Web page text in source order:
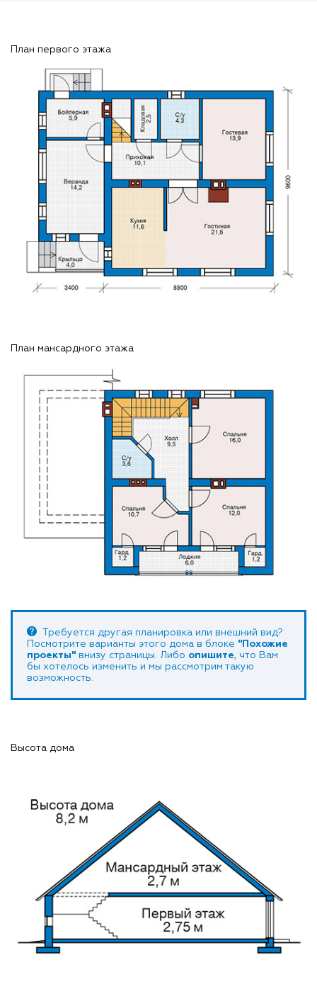
План первого этажа
План мансардного этажа
Требуется другая планировка или внешний вид?
Посмотрите варианты этого дома в блоке "Похожие
проекты" внизу страницы. Либо опишите, что Вам
бы хотелось изменить и мы рассмотрим такую
возможность.
Высота дома